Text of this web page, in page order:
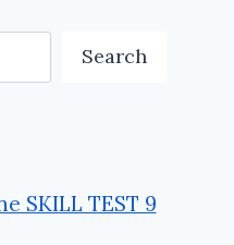
Search
SKILL TEST 9